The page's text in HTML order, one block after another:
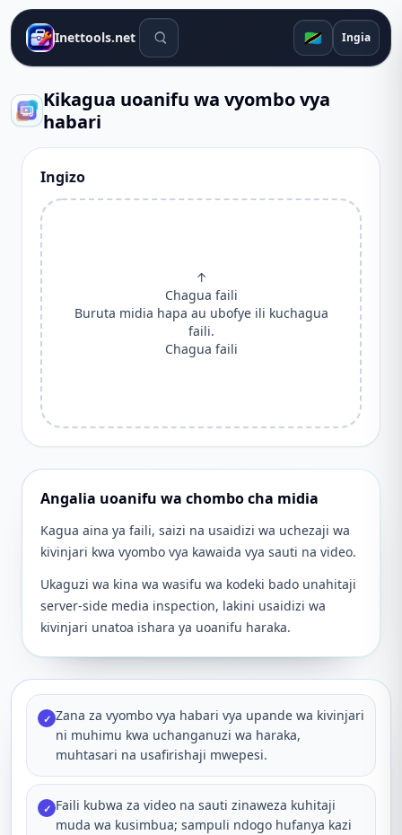
Inettools.net Zana za utafutaji 🇹🇿 Ingia
Kikagua uoanifu wa vyombo vya
habari
Ingizo
↑
Chagua faili
Buruta midia hapa au ubofye ili kuchagua
faili.
Chagua faili
Angalia uoanifu wa chombo cha midia
Kagua aina ya faili, saizi na usaidizi wa uchezaji wa
kivinjari kwa vyombo vya kawaida vya sauti na video.
Ukaguzi wa kina wa wasifu wa kodeki bado unahitaji
server-side media inspection, lakini usaidizi wa
kivinjari unatoa ishara ya uoanifu haraka.
✓ Zana za vyombo vya habari vya upande wa kivinjari
ni muhimu kwa uchanganuzi wa haraka,
muhtasari na usafirishaji mwepesi.
✓ Faili kubwa za video na sauti zinaweza kuhitaji
muda wa kusimbua; sampuli ndogo hufanya kazi